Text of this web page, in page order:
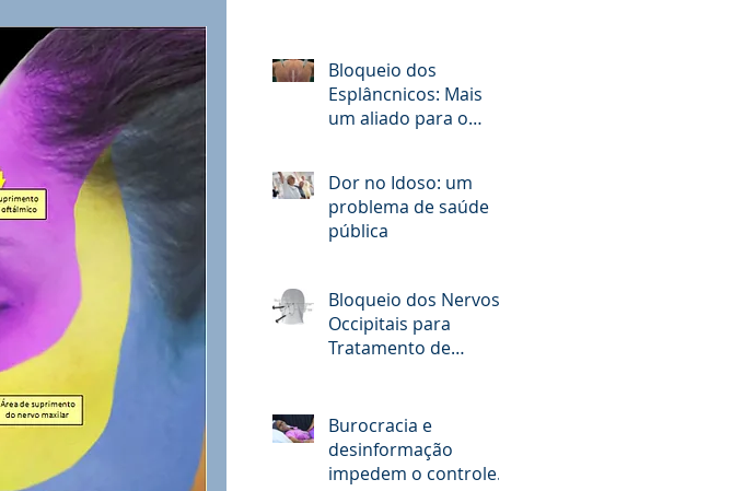
Bloqueio dos
Esplâncnicos: Mais
um aliado para o
Dor no Idoso: um
problema de saúde
pública
Bloqueio dos Nervos
Occipitais para
Tratamento de
Burocracia e
desinformação
impedem o controle